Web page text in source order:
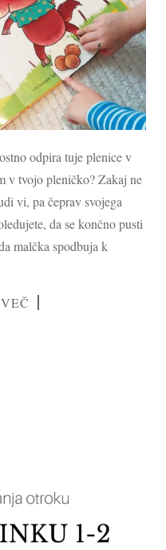
odpira tuje plenice v
v tvojo pleničko? Zakaj ne
vi, pa čeprav svojega
da se končno pusti
malčka spodbuja k